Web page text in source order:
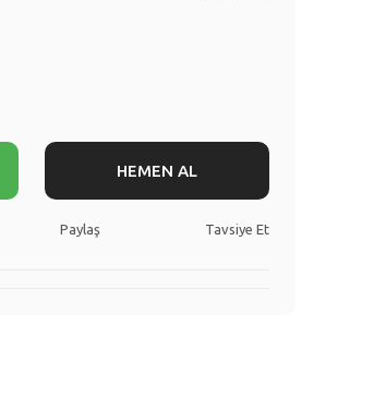
HEMEN AL
Paylaş Tavsiye Et